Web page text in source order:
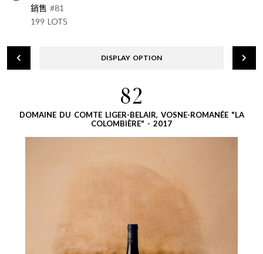
銷售 #81
199 LOTS
DISPLAY OPTION
82
DOMAINE DU COMTE LIGER-BELAIR, VOSNE-ROMANÉE "LA
COLOMBIÈRE" - 2017